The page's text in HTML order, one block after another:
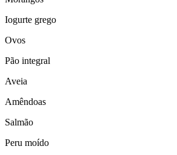
Iogurte grego
Ovos
Pão integral
Aveia
Amêndoas
Salmão
Peru moído